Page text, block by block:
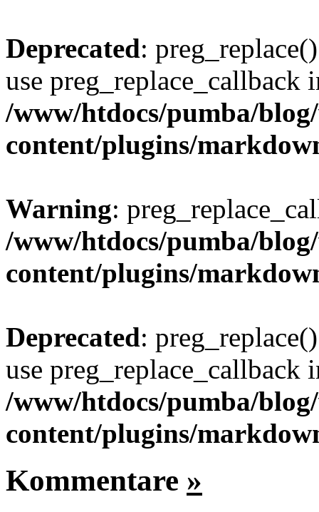
Deprecated:
use preg_replace_callback
/www/htdocs/pumba/
content/plugins/
Warning:
/www/htdocs/pumba/
content/plugins/
Deprecated:
use preg_replace_callback
/www/htdocs/pumba/
content/plugins/
Kommentare »